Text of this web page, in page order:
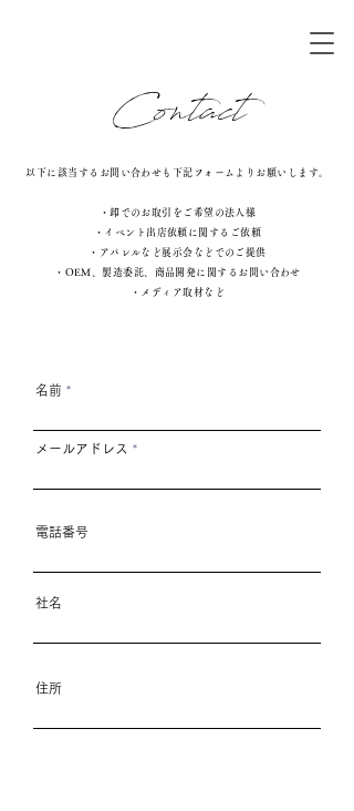
Contact
以下に該当するお問い合わせも下記フォームよりお願いします。
・卸でのお取引をご希望の法人様
・イベント出店依頼に関するご依頼
・ アパレルなど展示会などでのご提供
・ ​OEM、製造委託、商品開発に関するお問い合わせ
・ ​メディア取材など
名前
メールアドレス
電話番号
社名
住所